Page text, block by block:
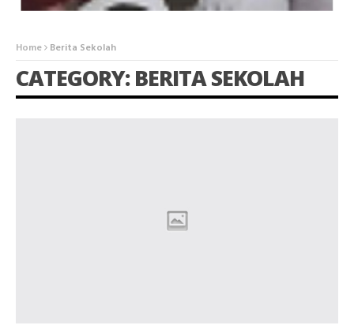
Home Berita Sekolah
CATEGORY: BERITA SEKOLAH